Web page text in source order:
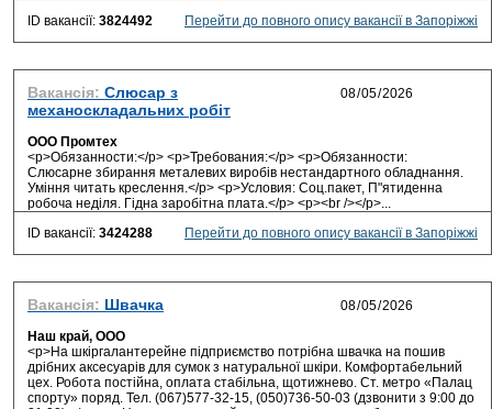
ID вакансії: 3824492 Перейти до повного опису вакансії в Запоріжжі
Вакансія: Слюсар з
механоскладальних робіт
ООО Промтех
<p>Обязанности:</p> <p>Требования:</p> <p>Обязанности:
Слюсарне збирання металевих виробів нестандартного обладнання.
Уміння читать креслення.</p> <p>Условия: Соц.пакет, П"ятиденна
робоча неділя. Гідна заробітна плата.</p> <p><br /></p>...
ID вакансії: 3424288 Перейти до повного опису вакансії в Запоріжжі
Вакансія: Швачка
Наш край, ООО
<p>На шкіргалантерейне підприємство потрібна швачка на пошив
дрібних аксесуарів для сумок з натуральної шкіри. Комфортабельний
цех. Робота постійна, оплата стабільна, щотижнево. Ст. метро «Палац
спорту» поряд. Тел. (067)577-32-15, (050)736-50-03 (дзвонити з 9:00 до